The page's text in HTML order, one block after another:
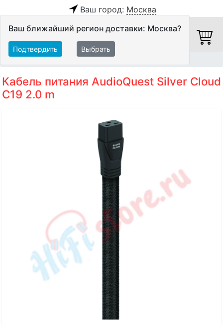
Ваш город: Москва
Ваш ближайший регион доставки: Москва?
Подтвердить Выбрать
Кабель питания AudioQuest Silver Cloud
C19 2.0 m